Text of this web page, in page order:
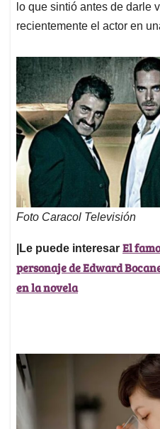
lo que sintió antes de darle
recientemente el actor en
Foto Caracol Televisión
|Le puede interesar El
personaje de Edward
en la novela